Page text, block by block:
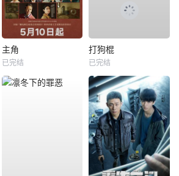
主角
已完结
打狗棍
已完结